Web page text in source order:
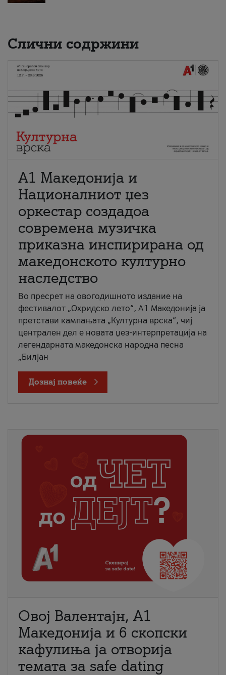
Слични содржини
А1 Македонија и
Националниот џез
оркестар создадоа
современа музичка
приказна инспирирана од
македонското културно
наследство
Во пресрет на овогодишното издание на
фестивалот „Охридско лето“, А1 Македонија ја
претстави кампањата „Културна врска“, чиј
централен дел е новата џез-интерпретација на
легендарната македонска народна песна
„Билјан
Дознај повеќе
Овој Валентајн, A1
Македонија и 6 скопски
кафулиња ја отворија
темата за safe dating